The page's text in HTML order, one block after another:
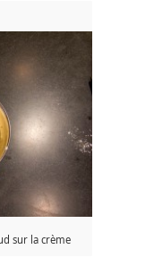
sur la crème